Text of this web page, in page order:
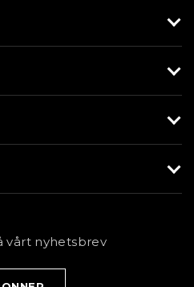
vårt nyhetsbrev